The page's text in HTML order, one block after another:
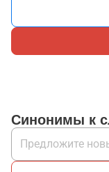
Синонимы к